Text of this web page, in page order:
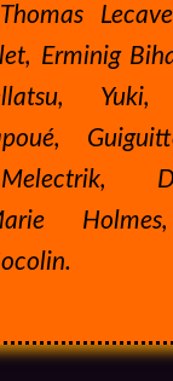
Thomas
Erminig
Yuki,